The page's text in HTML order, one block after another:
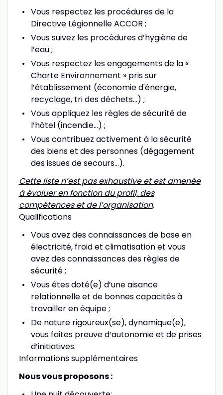
Vous respectez les procédures de la
Directive Légionnelle ACCOR ;
Vous suivez les procédures d’hygiène de
l’eau ;
Vous respectez les engagements de la «
Charte Environnement » pris sur
l’établissement (économie d'énergie,
recyclage, tri des déchets...) ;
Vous appliquez les règles de sécurité de
l’hôtel (incendie...) ;
Vous contribuez activement à la sécurité
des biens et des personnes (dégagement
des issues de secours…).
Cette liste n’est pas exhaustive et est amenée
à évoluer en fonction du profil, des
compétences et de l’organisation.
Qualifications
Vous avez des connaissances de base en
électricité, froid et climatisation et vous
avez des connaissances des règles de
sécurité ;
Vous êtes doté(e) d’une aisance
relationnelle et de bonnes capacités à
travailler en équipe ;
De nature rigoureux(se), dynamique(e),
vous faites preuve d’autonomie et de prises
d’initiatives.
Informations supplémentaires
Nous vous proposons :